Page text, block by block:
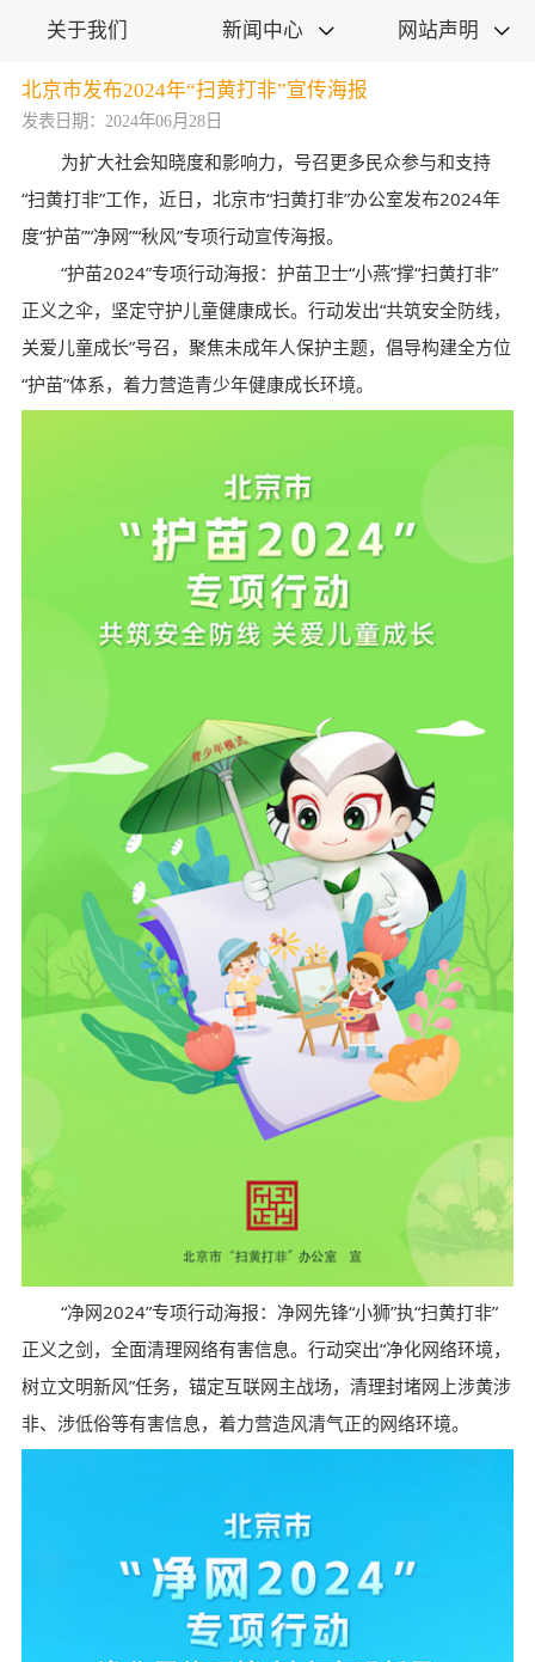
关于我们 新闻中心  网站声明 
北京市发布2024年“扫黄打非”宣传海报
发表日期：2024年06月28日
为扩大社会知晓度和影响力，号召更多民众参与和支持
“扫黄打非”工作，近日，北京市“扫黄打非”办公室发布2024年
度“护苗”“净网”“秋风”专项行动宣传海报。
“护苗2024”专项行动海报：护苗卫士“小燕”撑“扫黄打非”
正义之伞，坚定守护儿童健康成长。行动发出“共筑安全防线，
关爱儿童成长”号召，聚焦未成年人保护主题，倡导构建全方位
“护苗”体系，着力营造青少年健康成长环境。
“净网2024”专项行动海报：净网先锋“小狮”执“扫黄打非”
正义之剑，全面清理网络有害信息。行动突出“净化网络环境，
树立文明新风”任务，锚定互联网主战场，清理封堵网上涉黄涉
非、涉低俗等有害信息，着力营造风清气正的网络环境。